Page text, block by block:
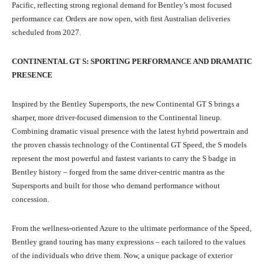
Pacific, reflecting strong regional demand for Bentley’s most focused
performance car. Orders are now open, with first Australian deliveries
scheduled from 2027.
CONTINENTAL GT S: SPORTING PERFORMANCE AND DRAMATIC
PRESENCE
Inspired by the Bentley Supersports, the new Continental GT S brings a
sharper, more driver-focused dimension to the Continental lineup.
Combining dramatic visual presence with the latest hybrid powertrain and
the proven chassis technology of the Continental GT Speed, the S models
represent the most powerful and fastest variants to carry the S badge in
Bentley history – forged from the same driver-centric mantra as the
Supersports and built for those who demand performance without
concession.
From the wellness-oriented Azure to the ultimate performance of the Speed,
Bentley grand touring has many expressions – each tailored to the values
of the individuals who drive them. Now, a unique package of exterior